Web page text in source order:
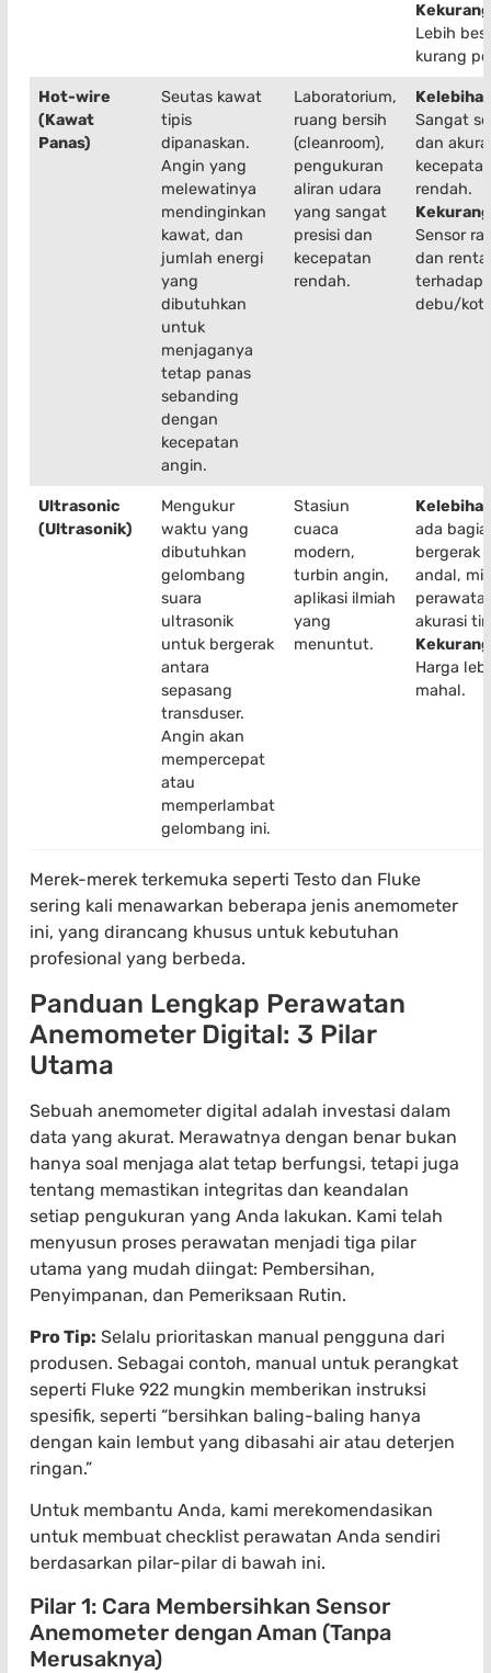
Lebih
kurang
Hot-wire
(Kawat
Panas)
Seutas kawat
tipis
dipanaskan.
Angin yang
melewatinya
mendinginkan
kawat, dan
jumlah energi
yang
dibutuhkan
untuk
menjaganya
tetap panas
sebanding
dengan
kecepatan
angin.
Laboratorium,
ruang bersih
(cleanroom),
pengukuran
aliran udara
yang sangat
presisi dan
kecepatan
rendah.
Sangat
dan
rendah.
Sensor
dan
terhadap
debu/
Ultrasonic
(Ultrasonik)
Mengukur
waktu yang
dibutuhkan
gelombang
suara
ultrasonik
untuk bergerak
antara
sepasang
transduser.
Angin akan
mempercepat
atau
memperlambat
gelombang ini.
Stasiun
cuaca
modern,
turbin angin,
aplikasi ilmiah
yang
menuntut.
ada
bergerak
andal,
akurasi
Harga
mahal.
Merek-merek terkemuka seperti Testo dan Fluke
sering kali menawarkan beberapa jenis anemometer
ini, yang dirancang khusus untuk kebutuhan
profesional yang berbeda.
Panduan Lengkap Perawatan
Anemometer Digital: 3 Pilar
Utama
Sebuah anemometer digital adalah investasi dalam
data yang akurat. Merawatnya dengan benar bukan
hanya soal menjaga alat tetap berfungsi, tetapi juga
tentang memastikan integritas dan keandalan
setiap pengukuran yang Anda lakukan. Kami telah
menyusun proses perawatan menjadi tiga pilar
utama yang mudah diingat: Pembersihan,
Penyimpanan, dan Pemeriksaan Rutin.
Pro Tip: Selalu prioritaskan manual pengguna dari
produsen. Sebagai contoh, manual untuk perangkat
seperti Fluke 922 mungkin memberikan instruksi
spesifik, seperti “bersihkan baling-baling hanya
dengan kain lembut yang dibasahi air atau deterjen
ringan.”
Untuk membantu Anda, kami merekomendasikan
untuk membuat checklist perawatan Anda sendiri
berdasarkan pilar-pilar di bawah ini.
Pilar 1: Cara Membersihkan Sensor
Anemometer dengan Aman (Tanpa
Merusaknya)